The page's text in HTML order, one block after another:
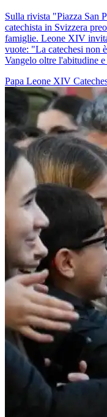
Sulla rivista "Piazza San
catechista in Svizzera
famiglie. Leone XIV
vuote: "La catechesi non
Vangelo oltre l'abitudine
Papa Leone XIV